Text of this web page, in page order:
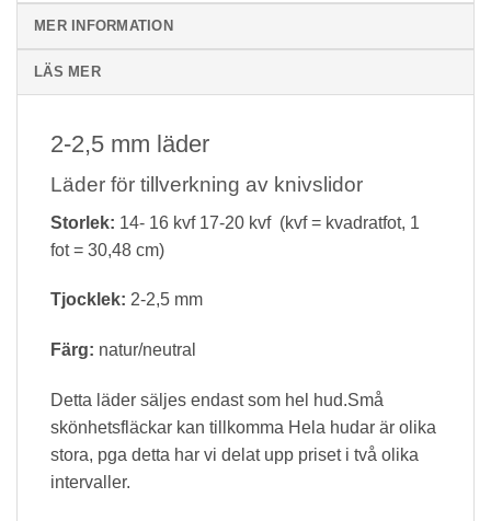
MER INFORMATION
LÄS MER
2-2,5 mm läder
Läder för tillverkning av knivslidor
Storlek: 14- 16 kvf 17-20 kvf (kvf = kvadratfot, 1
fot = 30,48 cm)
Tjocklek: 2-2,5 mm
Färg: natur/neutral
Detta läder säljes endast som hel hud.Små
skönhetsfläckar kan tillkomma Hela hudar är olika
stora, pga detta har vi delat upp priset i två olika
intervaller.